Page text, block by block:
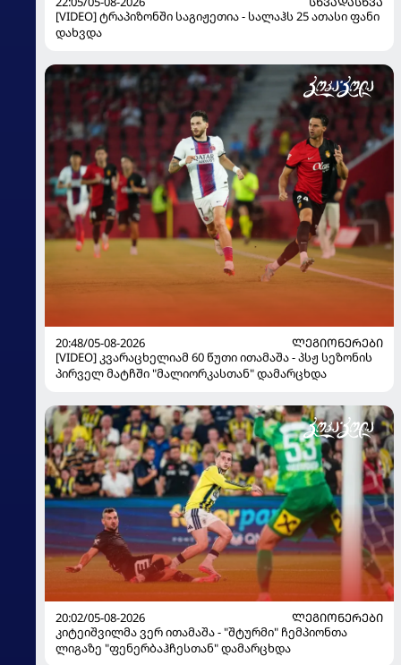
[VIDEO] ტრაპიზონში საგიჟეთია - სალაჰს 25 ათასი ფანი
დახვდა
20:48/05-08-2026
ᲚᲔᲒᲘᲝᲜᲔᲠᲔᲑᲘ
[VIDEO] კვარაცხელიამ 60 წუთი ითამაშა - პსჟ სეზონის
პირველ მატჩში "მალიორკასთან" დამარცხდა
20:02/05-08-2026
ᲚᲔᲒᲘᲝᲜᲔᲠᲔᲑᲘ
კიტეიშვილმა ვერ ითამაშა - "შტურმი" ჩემპიონთა
ლიგაზე "ფენერბაჰჩესთან" დამარცხდა